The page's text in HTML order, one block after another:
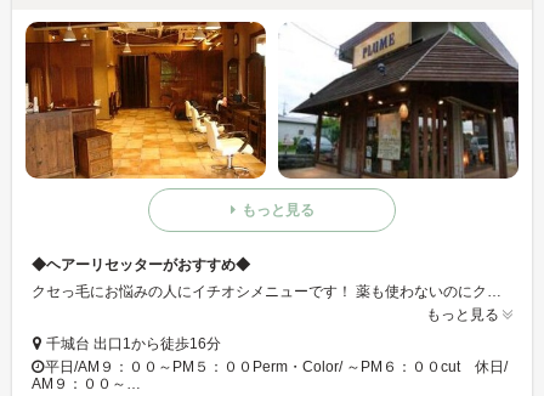
もっと見る
◆ヘアーリセッターがおすすめ◆
クセっ毛にお悩みの人にイチオシメニューです！ 薬も使わないのにクセが弱まる！？ 長さをかえず、たくさんの毛をすくこともないのに、シルエットが小さくなる！ トリートメントではない・・・でもツヤツヤになる☆ お手入れは乾かすだけでOK！！ 今までにない技術です♪♪ぜひ一度試してみたいですね☆
もっと見る
千城台 出口1から徒歩16分
平日/AM９：００～PM５：００Perm・Color/ ～PM６：００cut 休日/
AM９：００～…